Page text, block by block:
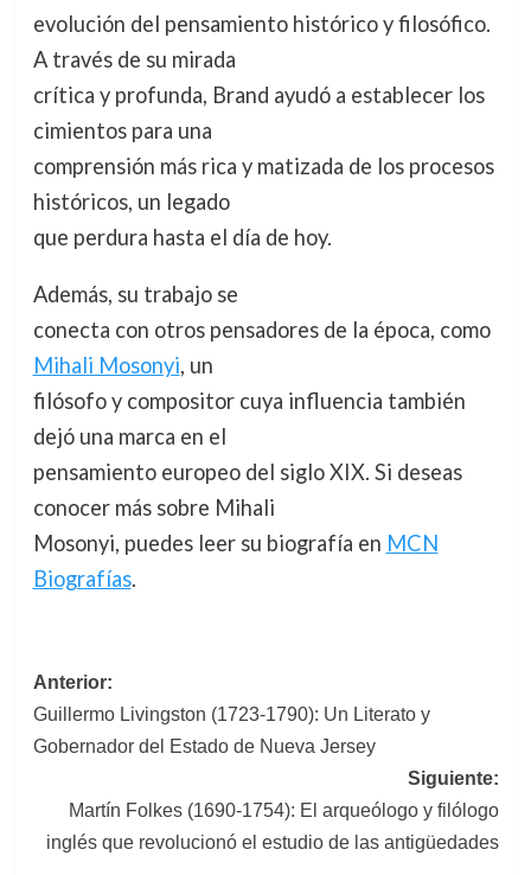
evolución del pensamiento histórico y filosófico.
A través de su mirada
crítica y profunda, Brand ayudó a establecer los
cimientos para una
comprensión más rica y matizada de los procesos
históricos, un legado
que perdura hasta el día de hoy.
Además, su trabajo se
conecta con otros pensadores de la época, como
Mihali Mosonyi, un
filósofo y compositor cuya influencia también
dejó una marca en el
pensamiento europeo del siglo XIX. Si deseas
conocer más sobre Mihali
Mosonyi, puedes leer su biografía en MCN
Biografías.
Navegación
de
Anterior:
Guillermo Livingston (1723-1790): Un Literato y
Gobernador del Estado de Nueva Jersey
Siguiente:
Martín Folkes (1690-1754): El arqueólogo y filólogo
inglés que revolucionó el estudio de las antigüedades